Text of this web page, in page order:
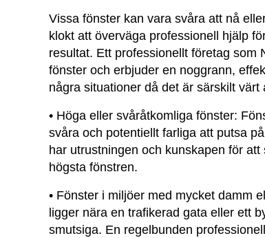
Vissa fönster kan vara svåra att nå
klokt att överväga professionell hjälp
resultat. Ett professionellt företag som
fönster och erbjuder en noggrann,
några situationer då det är särskilt värt
• Höga eller svåråtkomliga fönster:
svåra och potentiellt farliga att putsa
har utrustningen och kunskapen för
högsta fönstren.
• Fönster i miljöer med mycket damm
ligger nära en trafikerad gata eller ett
smutsiga. En regelbunden